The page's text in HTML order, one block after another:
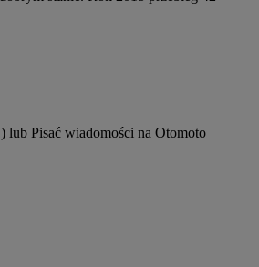
) lub Pisać wiadomości na Otomoto